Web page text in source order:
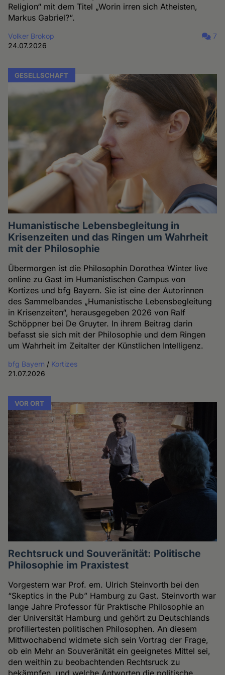
Religion“ mit dem Titel „Worin irren sich Atheisten,
Markus Gabriel?“.
Volker Brokop
24.07.2026
7
GESELLSCHAFT
Humanistische Lebensbegleitung in
Krisenzeiten und das Ringen um Wahrheit
mit der Philosophie
Übermorgen ist die Philosophin Dorothea Winter live
online zu Gast im Humanistischen Campus von
Kortizes und bfg Bayern. Sie ist eine der Autorinnen
des Sammelbandes „Humanistische Lebensbegleitung
in Krisenzeiten“, herausgegeben 2026 von Ralf
Schöppner bei De Gruyter. In ihrem Beitrag darin
befasst sie sich mit der Philosophie und dem Ringen
um Wahrheit im Zeitalter der Künstlichen Intelligenz.
bfg Bayern / Kortizes
21.07.2026
VOR ORT
Rechtsruck und Souveränität: Politische
Philosophie im Praxistest
Vorgestern war Prof. em. Ulrich Steinvorth bei den
“Skeptics in the Pub” Hamburg zu Gast. Steinvorth war
lange Jahre Professor für Praktische Philosophie an
der Universität Hamburg und gehört zu Deutschlands
profiliertesten politischen Philosophen. An diesem
Mittwochabend widmete sich sein Vortrag der Frage,
ob ein Mehr an Souveränität ein geeignetes Mittel sei,
den weithin zu beobachtenden Rechtsruck zu
bekämpfen, und welche Antworten die politische